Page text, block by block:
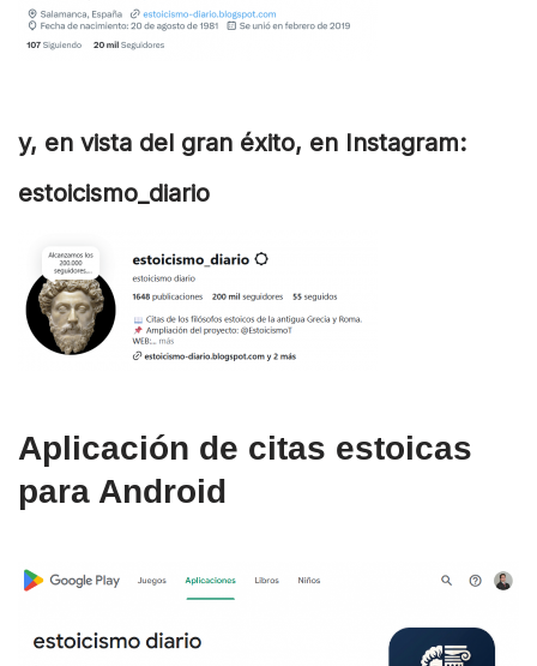
y, en vista del gran éxito, en Instagram:
estoicismo_diario
Aplicación de citas estoicas
para Android